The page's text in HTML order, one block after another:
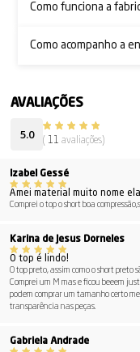
Como funciona a
Como acompanho a
5.0 ( 11 avaliações)
Izabel Gessé
Amei material muito nome
Comprei o top o short boa
Karina de Jesus Dorneles
O top é lindo!
O top preto, assim como o short preto
Comprei um M mas e ficou beeem
podem comprar um tamanho certo
transparência nas peças.
Gabriela Andrade